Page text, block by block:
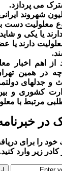
می پردازد.
شهروند
دست به
یا یکی و شاید
دارند یا
اهم اخبار
همین
جدلهای
کشوری و بین
مرتبط با
در خبرنامه
را برای
زير وارد كنيد.